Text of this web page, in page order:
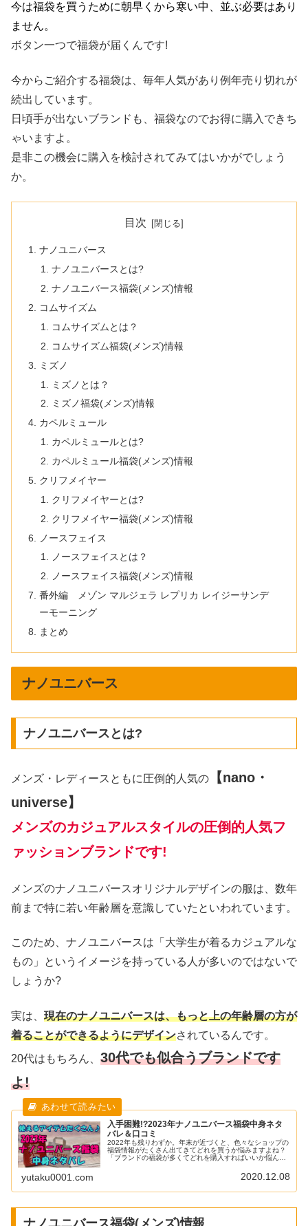
今は福袋を買うために朝早くから寒い中、並ぶ必要はあり
ません。
ボタン一つで福袋が届くんです!
今からご紹介する福袋は、毎年人気があり例年売り切れが
続出しています。
日頃手が出ないブランドも、福袋なのでお得に購入できち
ゃいますよ。
是非この機会に購入を検討されてみてはいかがでしょう
か。
目次
ナノユニバース
ナノユニバースとは?
ナノユニバース福袋(メンズ)情報
コムサイズム
コムサイズムとは？
コムサイズム福袋(メンズ)情報
ミズノ
ミズノとは？
ミズノ福袋(メンズ)情報
カペルミュール
カペルミュールとは?
カペルミュール福袋(メンズ)情報
クリフメイヤー
クリフメイヤーとは?
クリフメイヤー福袋(メンズ)情報
ノースフェイス
ノースフェイスとは？
ノースフェイス福袋(メンズ)情報
番外編 メゾン マルジェラ レプリカ レイジーサンデ
ーモーニング
まとめ
ナノユニバース
ナノユニバースとは?
メンズ・レディースともに圧倒的人気の
【nano・
universe】
メンズのカジュアルスタイルの圧倒的人気フ
ァッションブランドです!
メンズのナノユニバースオリジナルデザインの服は、数年
前まで特に若い年齢層を意識していたといわれています。
このため、ナノユニバースは「大学生が着るカジュアルな
もの」というイメージを持っている人が多いのではないで
しょうか?
実は、 現在のナノユニバースは、もっと上の年齢層の方が
着ることができるようにデザインされているんです。
20代はもちろん、 30代でも似合うブランドです
よ!
入手困難!?2023年ナノユニバース福袋中身ネタ
バレ＆口コミ
2022年も残りわずか。年末が近づくと、色々なショップの
福袋情報がたくさん出てきてどれを買うか悩みますよね？
「ブランドの福袋が多くてどれを購入すればいいか悩んで
yutaku0001.com 2020.12.08
ナノユニバース福袋(メンズ)情報